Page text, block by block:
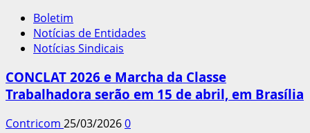
reúne-
se
com
Marinho
para
situação
Boletim
Notícias de Entidades
Notícias Sindicais
CONCLAT 2026 e Marcha da Classe
Trabalhadora serão em 15 de abril, em Brasília
Contricom 25/03/20260